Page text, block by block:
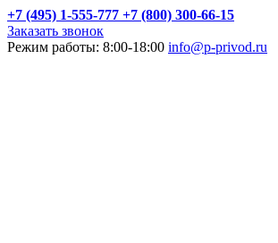
+7 (495) 1-555-777 +7 (800) 300-66-15
Заказать звонок
Режим работы: 8:00-18:00 info@p-privod.ru